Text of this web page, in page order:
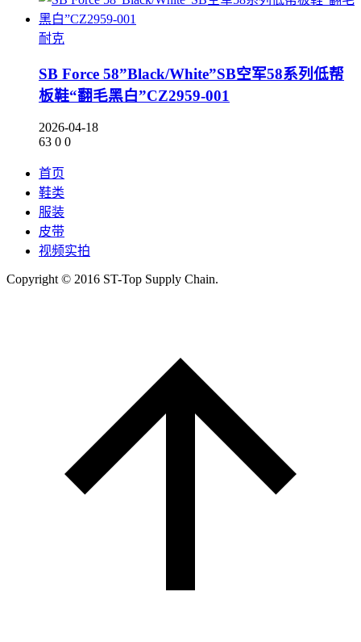
耐克
SB Force 58”Black/White”SB空军58系列低帮
板鞋“翻毛黑白”CZ2959-001
2026-04-18
63 0 0
首页
鞋类
服装
皮带
视频实拍
Copyright © 2016 ST-Top Supply Chain.